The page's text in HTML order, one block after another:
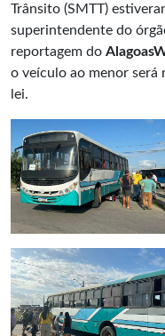
Trânsito (SMTT)
superintendente do
reportagem do
o veículo ao menor será
lei.